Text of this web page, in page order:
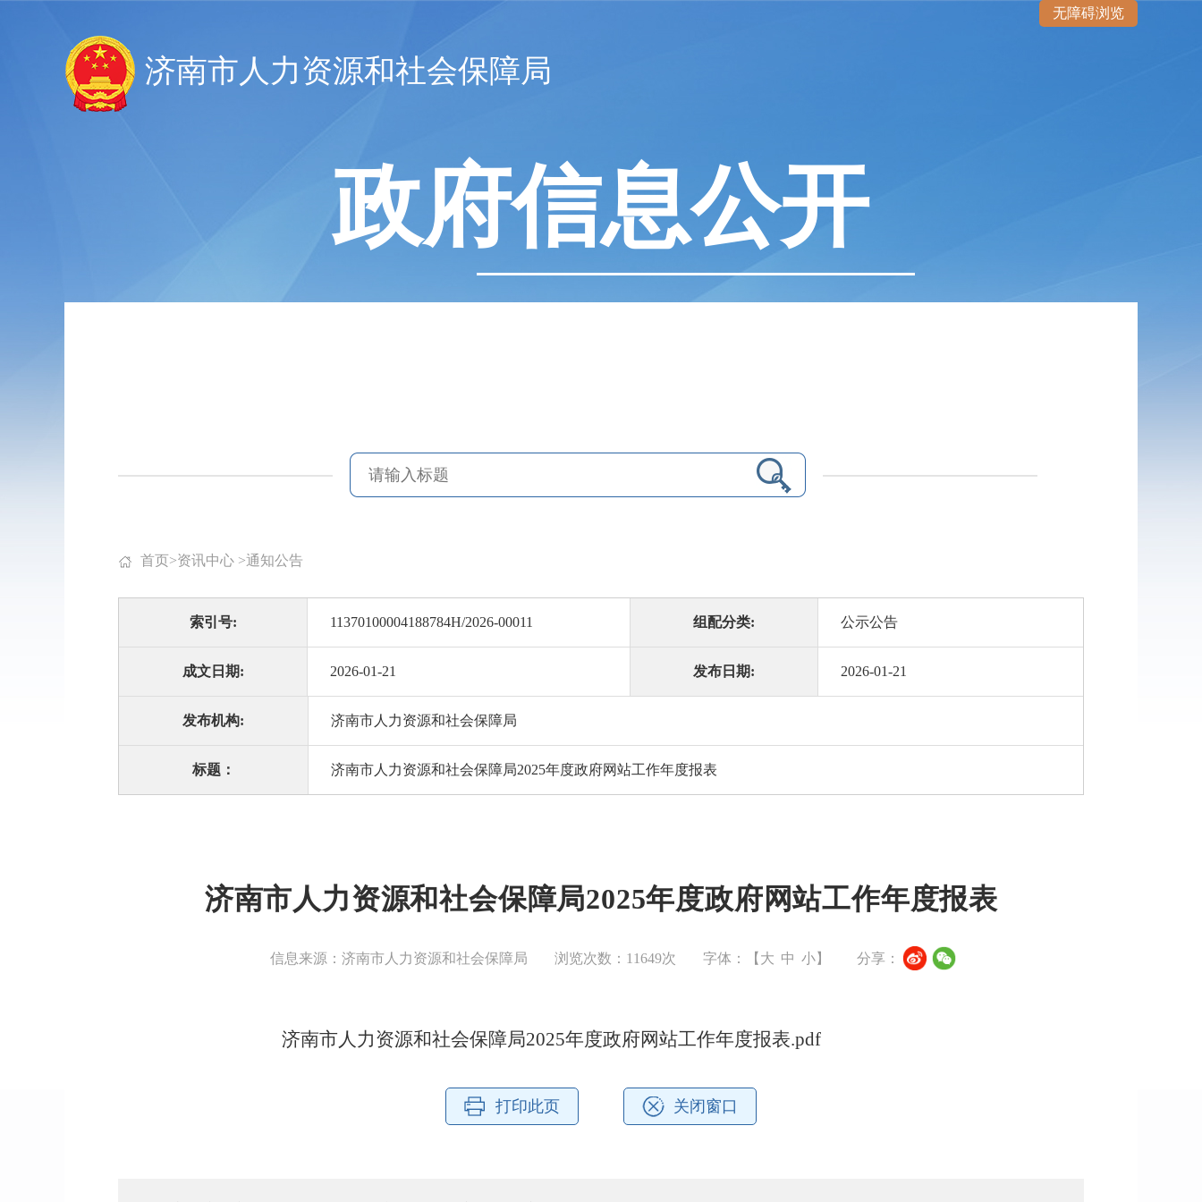
无障碍浏览
济南市人力资源和社会保障局
政府信息公开
首页>资讯中心 >通知公告
索引号: 11370100004188784H/2026-00011 组配分类: 公示公告
成文日期: 2026-01-21 发布日期: 2026-01-21
发布机构: 济南市人力资源和社会保障局
标题： 济南市人力资源和社会保障局2025年度政府网站工作年度报表
济南市人力资源和社会保障局2025年度政府网站工作年度报表
信息来源：济南市人力资源和社会保障局 浏览次数： 11649次 字体：【 大 中 小】 分享：
济南市人力资源和社会保障局2025年度政府网站工作年度报表.pdf
打印此页 关闭窗口